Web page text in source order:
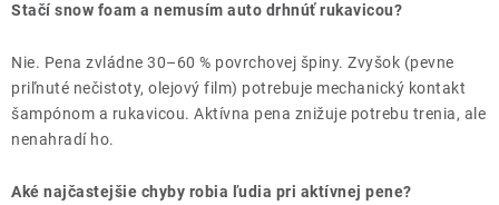
Stačí snow foam a nemusím auto drhnúť rukavicou?
Nie. Pena zvládne 30–60 % povrchovej špiny. Zvyšok (pevne
priľnuté nečistoty, olejový film) potrebuje mechanický kontakt
šampónom a rukavicou. Aktívna pena znižuje potrebu trenia, ale
nenahradí ho.
Aké najčastejšie chyby robia ľudia pri aktívnej pene?